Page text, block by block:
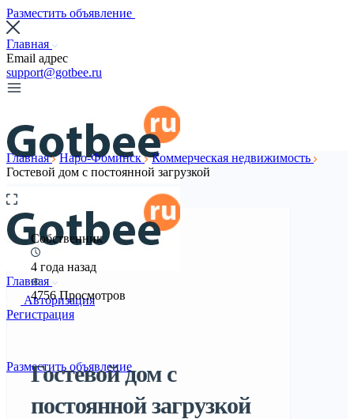
Разместить объявление
Главная
Email адрес
support@gotbee.ru
Главная
Авторизация
Регистрация
Разместить объявление
Главная Наро-Фоминск Коммерческая недвижимость
Гостевой дом с постоянной загрузкой
Собственник
4 года назад
4756 Просмотров
Гостевой дом с
постоянной загрузкой